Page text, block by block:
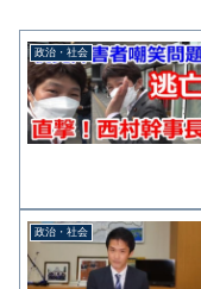
政治・社会
政治・社会